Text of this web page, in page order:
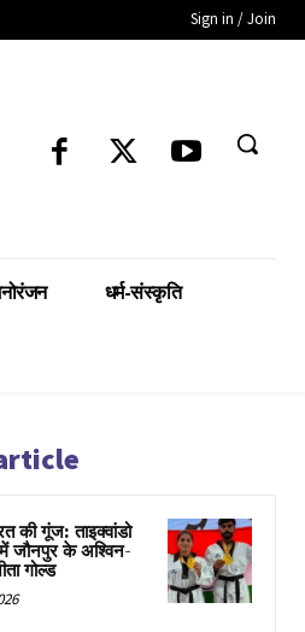
Sign in / Join
धर्म-संस्कृति
की गूंज: ताइक्वांडो
जौनपुर के अश्विन-
गोल्ड